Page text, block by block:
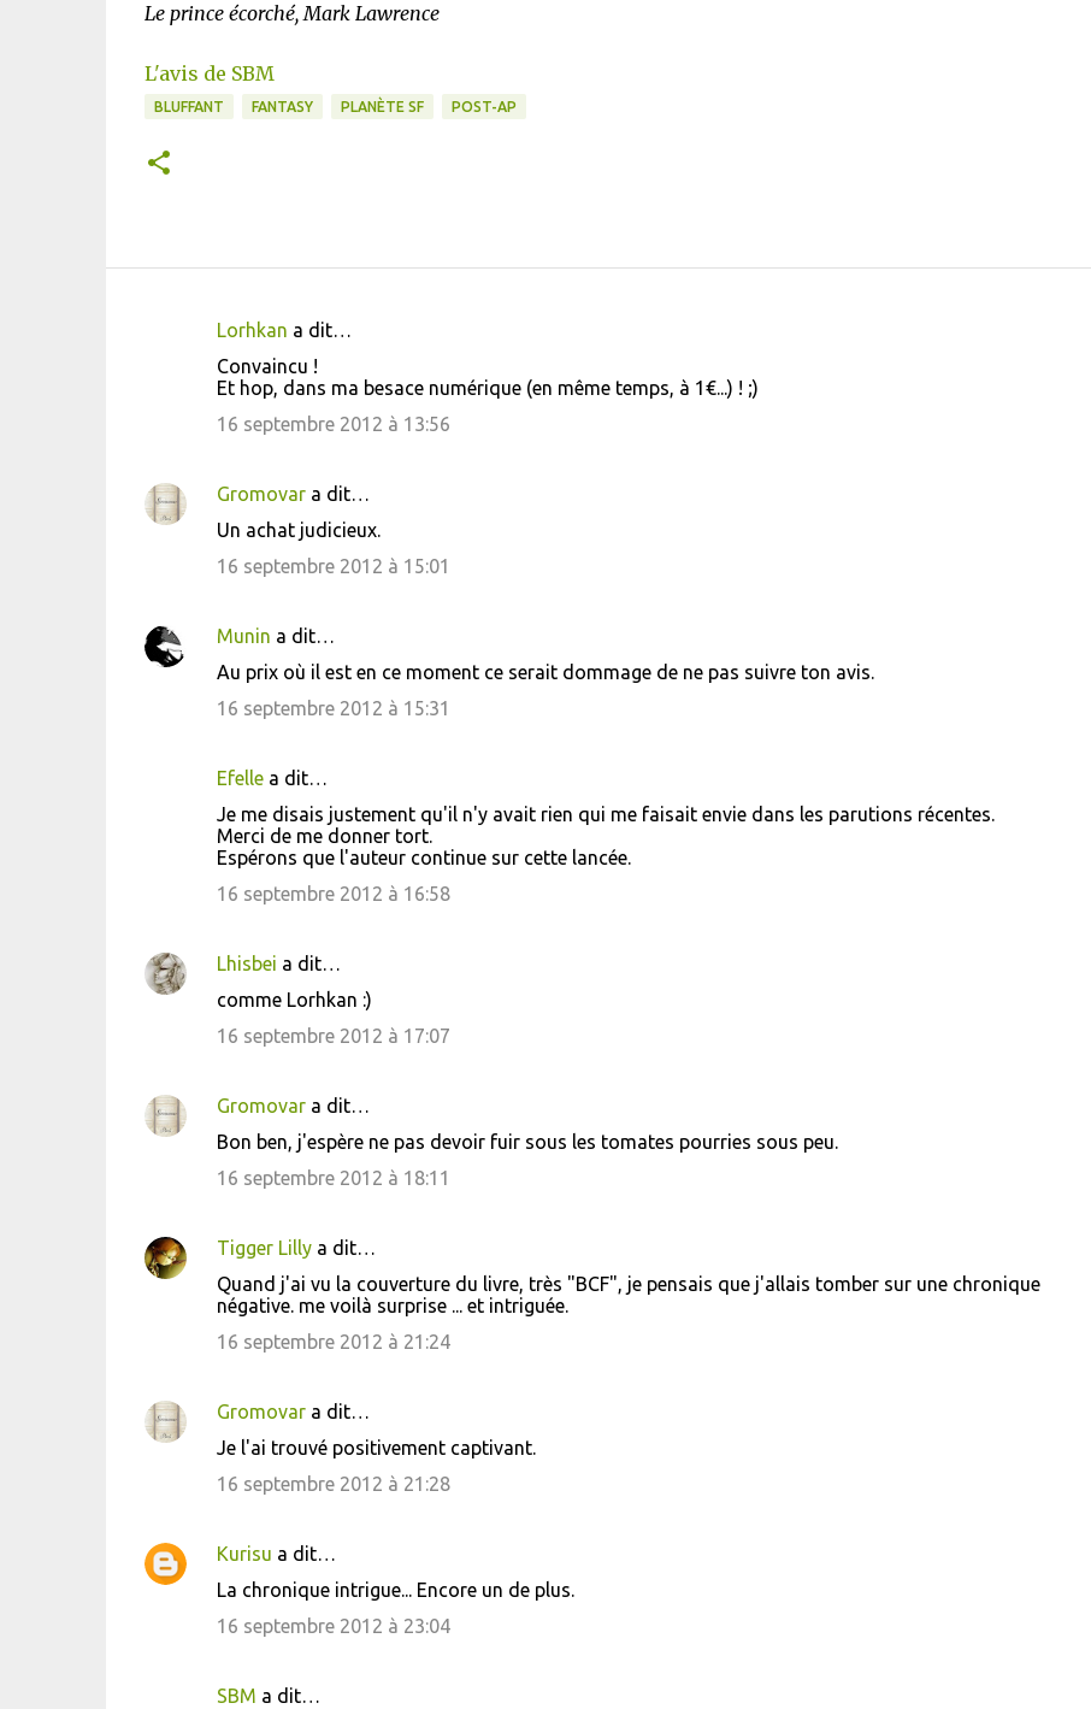
Le prince écorché, Mark Lawrence
L'avis de SBM
BLUFFANT FANTASY PLANÈTE SF POST-AP
e
n
r
Lorhkan a dit…
Convaincu !
Et hop, dans ma besace numérique (en même temps, à 1€...) ! ;)
16 septembre 2012 à 13:56
Gromovara dit…
Un achat judicieux.
16 septembre 2012 à 15:01
Munin a dit…
Au prix où il est en ce moment ce serait dommage de ne pas suivre ton avis.
16 septembre 2012 à 15:31
Efellea dit…
Je me disais justement qu'il n'y avait rien qui me faisait envie dans les parutions récentes.
Merci de me donner tort.
Espérons que l'auteur continue sur cette lancée.
16 septembre 2012 à 16:58
Lhisbei a dit…
comme Lorhkan :)
16 septembre 2012 à 17:07
Gromovara dit…
Bon ben, j'espère ne pas devoir fuir sous les tomates pourries sous peu.
16 septembre 2012 à 18:11
Tigger Lillya dit…
Quand j'ai vu la couverture du livre, très "BCF", je pensais que j'allais tomber sur une chronique
négative. me voilà surprise ... et intriguée.
16 septembre 2012 à 21:24
Gromovara dit…
Je l'ai trouvé positivement captivant.
16 septembre 2012 à 21:28
Kurisu a dit…
La chronique intrigue... Encore un de plus.
16 septembre 2012 à 23:04
SBM a dit…